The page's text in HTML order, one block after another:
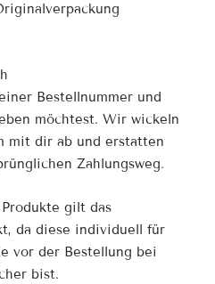
Bestellnummer und
möchtest. Wir wickeln
mit dir ab und erstatten
Zahlungsweg.
gilt das
da diese individuell für
vor der Bestellung bei
bist.